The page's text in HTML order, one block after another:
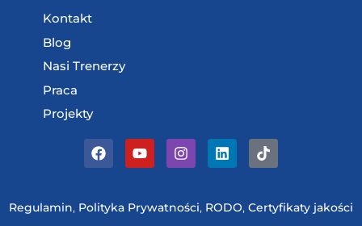
Kontakt
Blog
Nasi Trenerzy
Praca
Projekty
Regulamin, Polityka Prywatności, RODO, Certyfikaty jakości